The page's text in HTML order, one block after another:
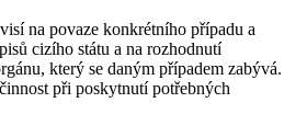
na povaze konkrétního případu a
cizího státu a na rozhodnutí
který se daným případem zabývá.
při poskytnutí potřebných